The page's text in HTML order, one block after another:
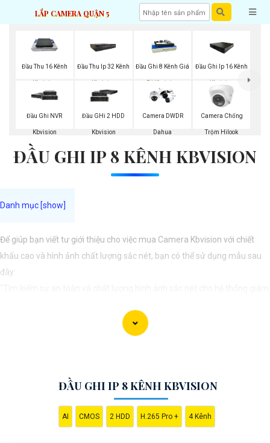
LẮP CAMERA QUẬN 5
Đầu Thu 16 Kênh
Kbvision
Đầu Thu Ip 32 Kênh
Kbvision
Đầu Ghi 8 Kênh Giá
Rẻ Kbvision
Đầu Ghi Ip 16 Kênh
Kbvision
Đầu Ghi NVR
Kbvision
Đầu GHi 2 HDD
Kbvision
Camera DWDR
Dahua
Camera Chống
Trộm Hilook
ĐẦU GHI IP 8 KÊNH KBVISION
Để giúp bạn viết tư giới thiệu cho việc mua Camera Kbvision với chiết
khấu cao và hình ảnh chất lượng sắc nét, bạn có thể sử dụng mẫu sau
đây:
khấu cao. Với công nghệ hàng đầu, Camera Kbvision mang đến cho bạn
hình ảnh chất lượng cao, rõ nét và độ tin cậy cao. Đừng để bất kỳ sự cố
Bạn có thể điều chỉnh và thêm vào nội dung trên để phù hợp với nhu cầu
cụ thể của bạn. Chúc bạn thành công!
ĐẦU GHI IP 8 KÊNH KBVISION
AI CMOS 2 HDD H.265 Pro + 4 Kênh